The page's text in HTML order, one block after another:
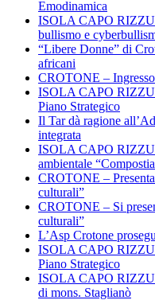
Emodinamica
ISOLA CAPO
bullismo e
“Libere Donne” di
africani
CROTONE –
ISOLA CAPO
Piano Strategico
Il Tar dà ragione
integrata
ISOLA CAPO
ambientale
CROTONE –
culturali”
CROTONE – Si
culturali”
L’Asp Crotone
ISOLA CAPO
Piano Strategico
ISOLA CAPO
di mons. Staglianò